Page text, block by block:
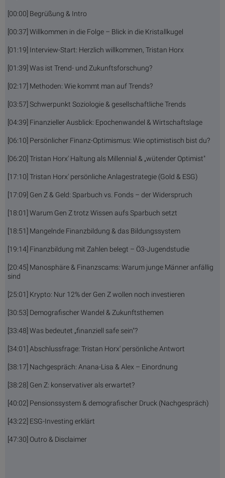
[00:00] Begrüßung & Intro
[00:37] Willkommen in die Folge – Blick in die Kristallkugel
[01:19] Interview-Start: Herzlich willkommen, Tristan Horx
[01:39] Was ist Trend- und Zukunftsforschung?
[02:17] Methoden: Wie kommt man auf Trends?
[03:57] Schwerpunkt Soziologie & gesellschaftliche Trends
[04:39] Finanzieller Ausblick: Epochenwandel & Wirtschaftslage
[06:10] Persönlicher Finanz-Optimismus: Wie optimistisch bist du?
[06:20] Tristan Horx' Haltung als Millennial & „wütender Optimist"
[17:10] Tristan Horx' persönliche Anlagestrategie (Gold & ESG)
[17:09] Gen Z & Geld: Sparbuch vs. Fonds – der Widerspruch
[18:01] Warum Gen Z trotz Wissen aufs Sparbuch setzt
[18:51] Mangelnde Finanzbildung & das Bildungssystem
[19:14] Finanzbildung mit Zahlen belegt – Ö3-Jugendstudie
[20:45] Manosphäre & Finanzscams: Warum junge Männer anfällig
sind
[25:01] Krypto: Nur 12% der Gen Z wollen noch investieren
[30:53] Demografischer Wandel & Zukunftsthemen
[33:48] Was bedeutet „finanziell safe sein"?
[34:01] Abschlussfrage: Tristan Horx' persönliche Antwort
[38:17] Nachgespräch: Anana-Lisa & Alex – Einordnung
[38:28] Gen Z: konservativer als erwartet?
[40:02] Pensionssystem & demografischer Druck (Nachgespräch)
[43:22] ESG-Investing erklärt
[47:30] Outro & Disclaimer